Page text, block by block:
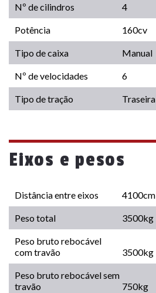
Nº de cilindros 4
Potência 160cv
Tipo de caixa Manual
Nº de velocidades 6
Tipo de tração Traseira
Eixos e pesos
Distância entre eixos 4100cm
Peso total 3500kg
Peso bruto rebocável
com travão
3500kg
Peso bruto rebocável sem
travão
750kg